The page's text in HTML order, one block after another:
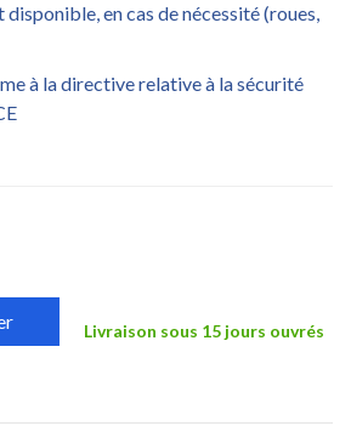
disponible, en cas de nécessité (roues,
à la directive relative à la sécurité
Livraison sous 15 jours ouvrés